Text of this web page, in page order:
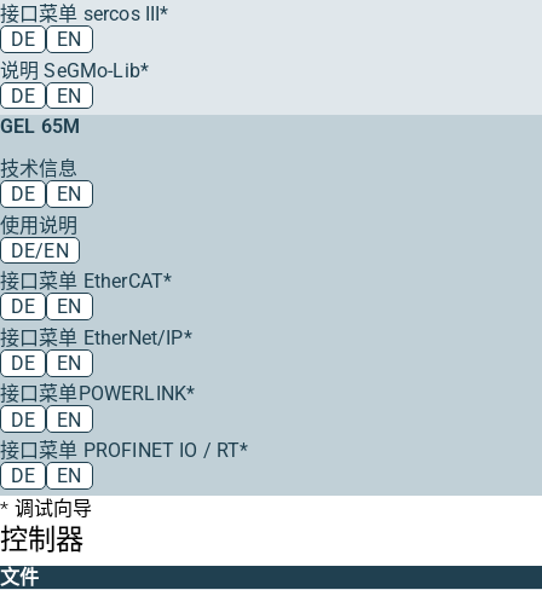
接口菜单 sercos III*
DE
EN
说明 SeGMo-Lib*
DE
EN
GEL 65M
技术信息
DE
EN
使用说明
DE/EN
接口菜单 EtherCAT*
DE
EN
接口菜单 EtherNet/IP*
DE
EN
接口菜单POWERLINK*
DE
EN
接口菜单 PROFINET IO / RT*
DE
EN
调试向导
控制器
文件